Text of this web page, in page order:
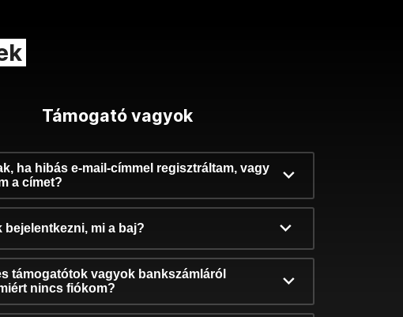
Támogató vagyok
ha hibás e-mail-címmel regisztráltam, vagy
a címet?
bejelentkezni, mi a baj?
támogatótok vagyok bankszámláról
nincs fiókom?